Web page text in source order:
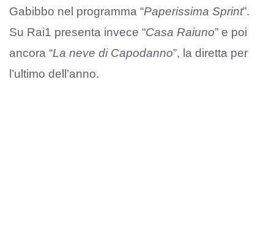
Gabibbo nel programma “Paperissima Sprint”.
Su Rai1 presenta invece “Casa Raiuno” e poi
ancora “La neve di Capodanno”, la diretta per
l’ultimo dell’anno.